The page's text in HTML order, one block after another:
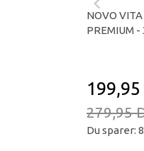
NOVO
PREMIUM -
279,95
Du sparer: